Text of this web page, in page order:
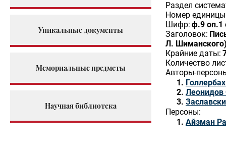
Уникальные документы
Мемориальные предметы
Научная библиотека
Раздел
Номер единицы
Шифр: ф.9 оп.1
Заголовок:
Л.
Крайние даты:
Количество
Авторы-
Персоны:
Айзман